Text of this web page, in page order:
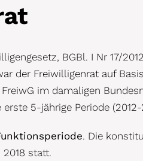
BGBl. I Nr 17/
der Freiwilligenrat auf
im damaligen
5-jährige Periode (2012-
. Die
statt.